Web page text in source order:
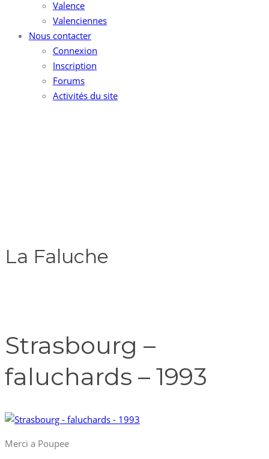
Valence
Valenciennes
Nous contacter
Connexion
Inscription
Forums
Activités du site
La Faluche
Strasbourg –
faluchards – 1993
Merci a Poupee